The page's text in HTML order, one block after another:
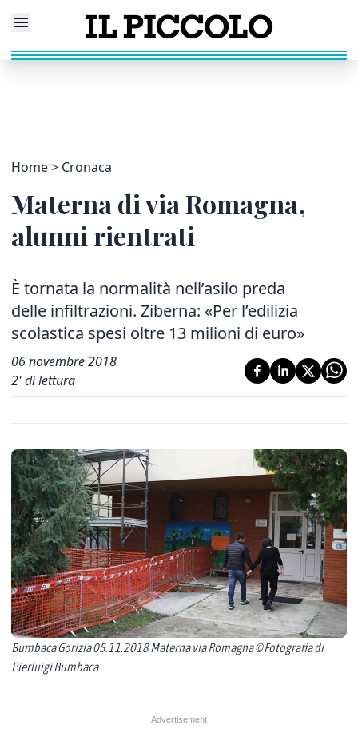
Home Cronaca
Materna di via Romagna,
alunni rientrati
È tornata la normalità nell’asilo preda
delle infiltrazioni. Ziberna: «Per l’edilizia
scolastica spesi oltre 13 milioni di euro»
06 novembre 2018
2' di lettura
Bumbaca Gorizia 05.11.2018 Materna via Romagna © Fotografia di
Pierluigi Bumbaca